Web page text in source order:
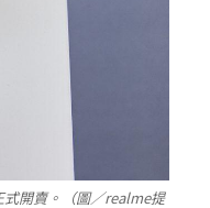
式開賣。（圖／realme提